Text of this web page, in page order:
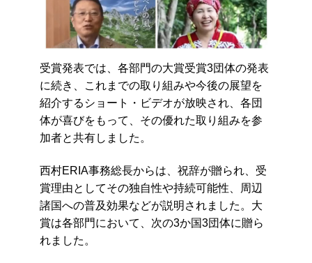
受賞発表では、各部門の大賞受賞3団体の発表
に続き、これまでの取り組みや今後の展望を
紹介するショート・ ビデオが放映され、各団
体が喜びをもって、その優れた取り組みを参
加者と共有しました。
西村ERIA事務総長からは、祝辞が贈られ、受
賞理由としてその独自性や持続可能性、周辺
諸国への普及効果などが説明されました。大
賞は各部門において、次の3か国3団体に贈ら
れました。